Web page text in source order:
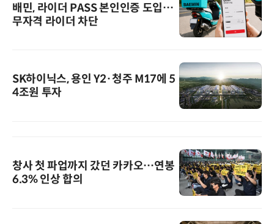
배민, 라이더 PASS 본인인증 도입…
무자격 라이더 차단
SK하이닉스, 용인 Y2·청주 M17에 5
4조원 투자
창사 첫 파업까지 갔던 카카오…연봉
6.3% 인상 합의